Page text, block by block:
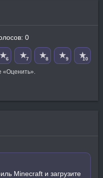
0
★6 ★7 ★8 ★9 ★10
«Оценить».
Minecraft и загрузите